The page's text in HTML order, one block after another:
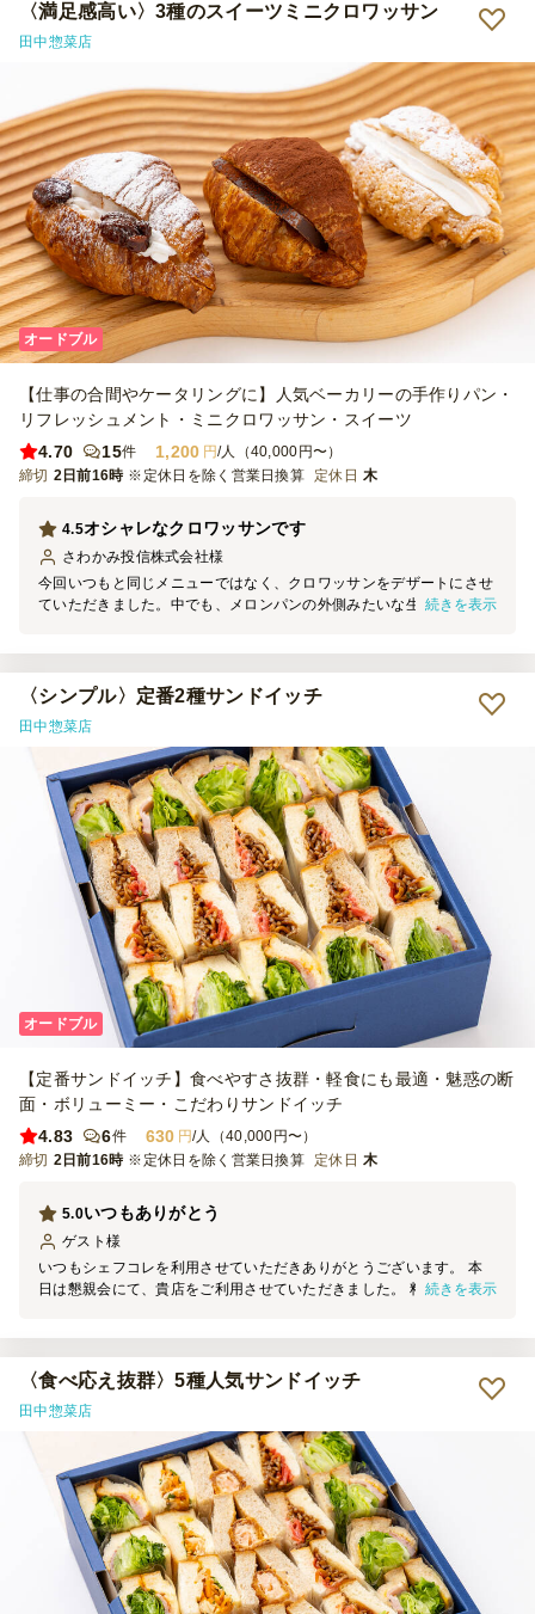
〈満足感高い〉3種のスイーツミニクロワッサン
田中惣菜店
オードブル
【仕事の合間やケータリングに】人気ベーカリーの手作りパン・
リフレッシュメント・ミニクロワッサン・スイーツ
4.70
15件 1,200 円/人（40,000円〜）
締切 2日前16時 ※定休日を除く営業日換算 定休日 木
オシャレなクロワッサンです
4.5
さわかみ投信株式会社様
今回いつもと同じメニューではなく、クロワッサンをデザートにさせ
ていただきました。中でも、メロンパンの外側みたいな生地のクロワ
続きを表示
〈シンプル〉定番2種サンドイッチ
田中惣菜店
オードブル
【定番サンドイッチ】食べやすさ抜群・軽食にも最適・魅惑の断
面・ボリューミー・こだわりサンドイッチ
4.83
6件 630 円/人（40,000円〜）
締切 2日前16時 ※定休日を除く営業日換算 定休日 木
いつもありがとう
5.0
ゲスト 様
いつもシェフコレを利用させていただきありがとうございます。 本
日は懇親会にて、貴店をご利用させていただきました。 料理の見た
続きを表示
〈食べ応え抜群〉5種人気サンドイッチ
田中惣菜店